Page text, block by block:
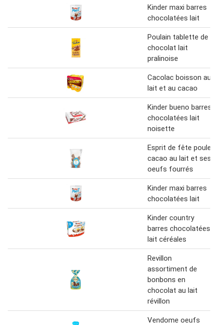
Kinder maxi barres
chocolatées lait
Poulain tablette de
chocolat lait
pralinoise
Cacolac boisson au
lait et au cacao
Kinder bueno barres
chocolatées lait
noisette
Esprit de fête poule
cacao au lait et ses
oeufs fourrés
Kinder maxi barres
chocolatées lait
Kinder country
barres chocolatées
lait céréales
Revillon
assortiment de
bonbons en
chocolat au lait
révillon
Vendome oeufs